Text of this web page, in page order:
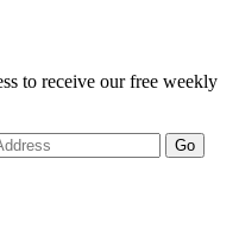
to receive our free weekly